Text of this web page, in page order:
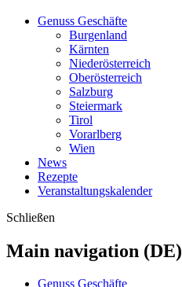
Genuss Geschäfte
Burgenland
Kärnten
Niederösterreich
Oberösterreich
Salzburg
Steiermark
Tirol
Vorarlberg
Wien
News
Rezepte
Veranstaltungskalender
Schließen
Main navigation (DE)
Genuss Geschäfte